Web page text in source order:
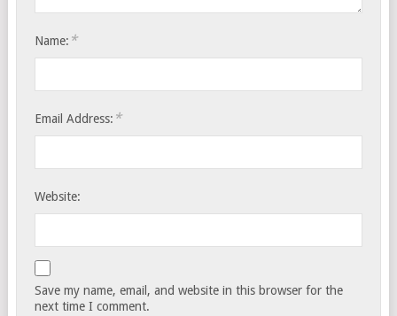
Name: *
Email Address: *
Website:
Save my name, email, and website in this browser for the
next time I comment.